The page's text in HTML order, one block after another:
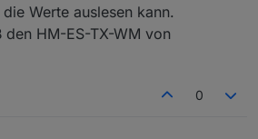
Werte auslesen kann.
HM-ES-TX-WM von
0